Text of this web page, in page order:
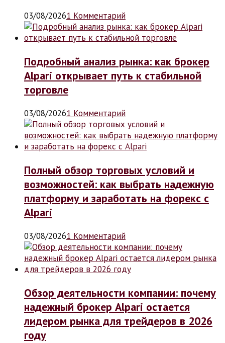
03/08/20261 Комментарий
Подробный анализ рынка: как брокер
Alpari открывает путь к стабильной
торговле
03/08/20261 Комментарий
Полный обзор торговых условий и
возможностей: как выбрать надежную
платформу и заработать на форекс с
Alpari
03/08/20261 Комментарий
Обзор деятельности компании: почему
надежный брокер Alpari остается
лидером рынка для трейдеров в 2026
году